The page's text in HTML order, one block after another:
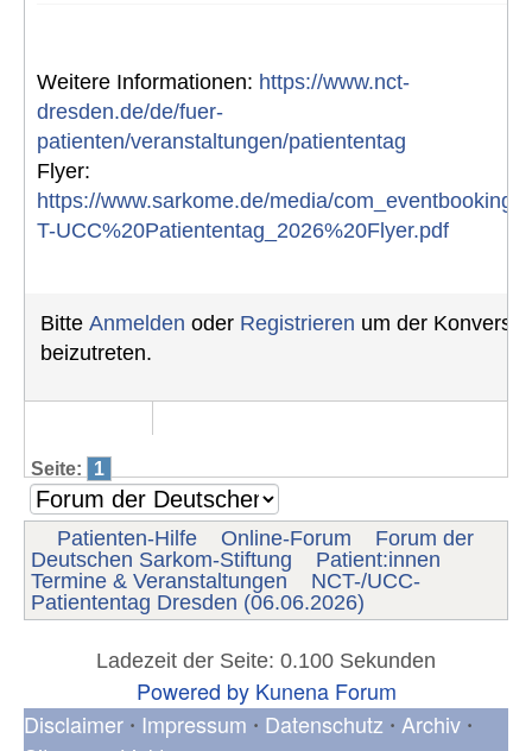
Weitere Informationen: https://www.nct-
dresden.de/de/fuer-
patienten/veranstaltungen/patiententag
Flyer:
https://www.sarkome.de/media/com_eventbooking/
T-UCC%20Patiententag_2026%20Flyer.pdf
Bitte Anmelden oder Registrieren um der
beizutreten.
Seite: 1
Patienten-Hilfe Online-Forum
Forum der
Deutschen Sarkom-Stiftung
Patient:innen
Termine & Veranstaltungen
NCT-/UCC-
Patiententag Dresden (06.06.2026)
Ladezeit der Seite: 0.100 Sekunden
Powered by Kunena Forum
Disclaimer • Impressum • Datenschutz • Archiv •